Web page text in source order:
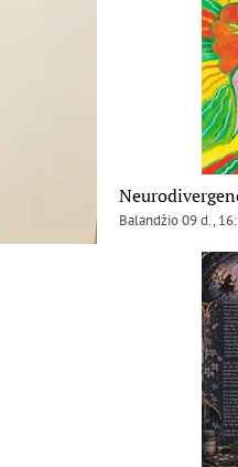
Balandžio 09 d.,